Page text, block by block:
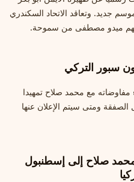
جديد. وتعاقد الاتحاد السكندري
منهم ميدو مصطفى من سموحة.
سبور التركي
مع محمد صلاح تمهيدا
ومتى سيتم الإعلان عنها
صلاح إلى إسطنبول